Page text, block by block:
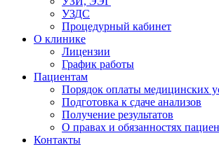
УЗДС
Процедурный кабинет
О клинике
Лицензии
График работы
Пациентам
Порядок оплаты медицинских
Подготовка к сдаче анализов
Получение результатов
О правах и обязанностях
Контакты